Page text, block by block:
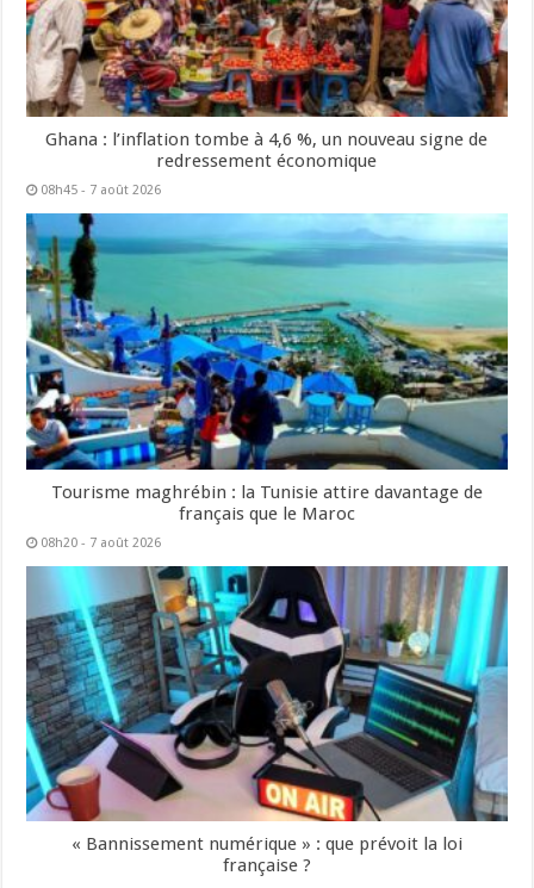
Ghana : l’inflation tombe à 4,6 %, un nouveau signe de
redressement économique
08h45 - 7 août 2026
Tourisme maghrébin : la Tunisie attire davantage de
français que le Maroc
08h20 - 7 août 2026
« Bannissement numérique » : que prévoit la loi
française ?